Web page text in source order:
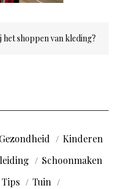
shoppen van kleding?
Gezondheid
Kinderen
Schoonmaken
Tips
Tuin